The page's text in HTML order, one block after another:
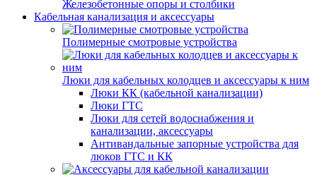
Железобетонные опоры и столбики
Кабельная канализация и аксессуары
Полимерные смотровые устройства
Люки для кабельных колодцев и аксессуары к ним
Люки КК (кабельной канализации)
Люки ГТС
Люки для сетей водоснабжения и
канализации, аксессуары
Антивандальные запорные устройства для
люков ГТС и КК